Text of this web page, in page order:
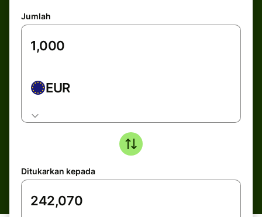
Jumlah
EUR
Ditukarkan kepada